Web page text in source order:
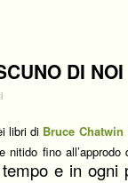
DI NOI
libri di Bruce Chatwin
nitido fino
e in ogni